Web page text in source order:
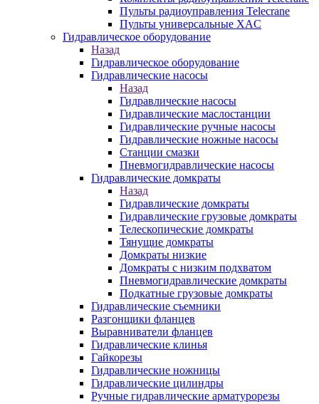
Пульты радиоуправления Telecrane
Пульты универсальные XAC
Гидравлическое оборудование
Назад
Гидравлическое оборудование
Гидравлические насосы
Назад
Гидравлические насосы
Гидравлические маслостанции
Гидравлические ручные насосы
Гидравлические ножные насосы
Станции смазки
Пневмогидравлические насосы
Гидравлические домкраты
Назад
Гидравлические домкраты
Гидравлические грузовые домкраты
Телескопические домкраты
Тянущие домкраты
Домкраты низкие
Домкраты с низким подхватом
Пневмогидравлические домкраты
Подкатные грузовые домкраты
Гидравлические съемники
Разгонщики фланцев
Выравниватели фланцев
Гидравлические клинья
Гайкорезы
Гидравлические ножницы
Гидравлические цилиндры
Ручные гидравлические арматурорезы